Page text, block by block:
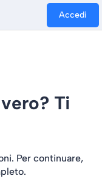
Accedi
Ti
Per continuare,